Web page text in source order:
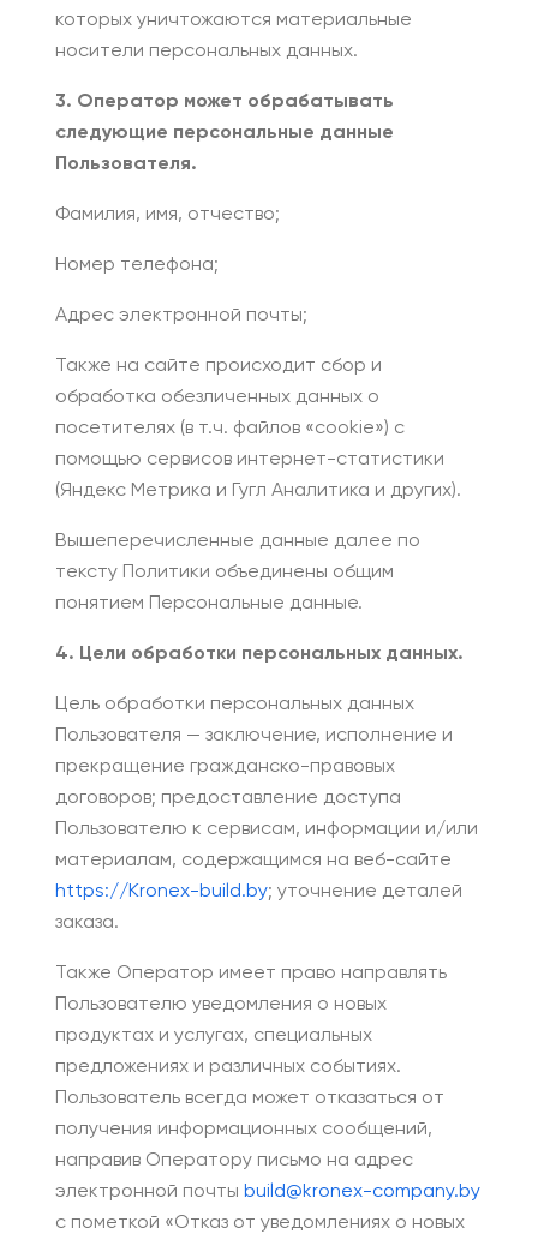
которых уничтожаются материальные
носители персональных данных.
3. Оператор может обрабатывать
следующие персональные данные
Пользователя.
Фамилия, имя, отчество;
Номер телефона;
Адрес электронной почты;
Также на сайте происходит сбор и
обработка обезличенных данных о
посетителях (в т.ч. файлов «cookie») с
помощью сервисов интернет-статистики
(Яндекс Метрика и Гугл Аналитика и других).
Вышеперечисленные данные далее по
тексту Политики объединены общим
понятием Персональные данные.
4. Цели обработки персональных данных.
Цель обработки персональных данных
Пользователя — заключение, исполнение и
прекращение гражданско-правовых
договоров; предоставление доступа
Пользователю к сервисам, информации и/или
материалам, содержащимся на веб-сайте
https://Kronex-build.by; уточнение деталей
заказа.
Также Оператор имеет право направлять
Пользователю уведомления о новых
продуктах и услугах, специальных
предложениях и различных событиях.
Пользователь всегда может отказаться от
получения информационных сообщений,
направив Оператору письмо на адрес
электронной почты build@kronex-company.by
с пометкой «Отказ от уведомлениях о новых